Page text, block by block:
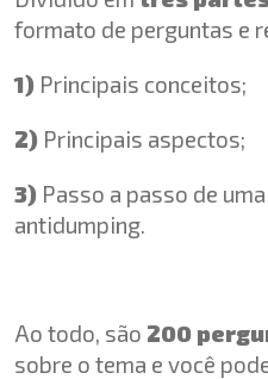
formato de perguntas e
1) Principais conceitos;
2) Principais aspectos;
3) Passo a passo de
antidumping.
Ao todo, são 200
sobre o tema e você